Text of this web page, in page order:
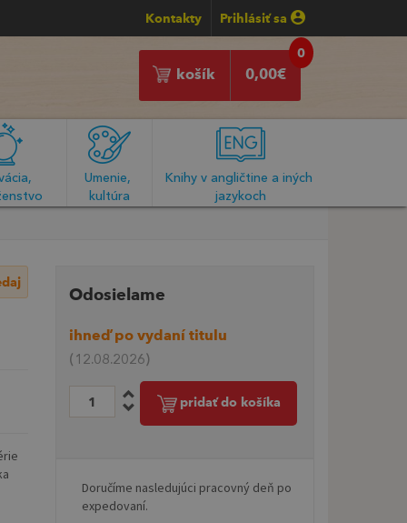
Kontakty Prihlásiť sa
0
0,00€
košík
Umenie,
kultúra
Knihy v angličtine a iných
jazykoch
Odosielame
ihneď po vydaní titulu
(12.08.2026)
pridať do košíka
Doručíme nasledujúci pracovný deň po
expedovaní.